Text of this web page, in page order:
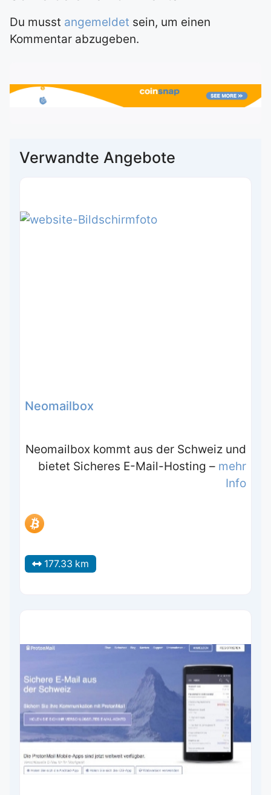
Du musst angemeldet sein, um einen
Kommentar abzugeben.
Verwandte Angebote
Neomailbox
Neomailbox kommt aus der Schweiz und
bietet Sicheres E-Mail-Hosting – mehr
Info
177.33 km